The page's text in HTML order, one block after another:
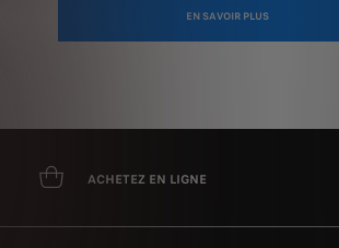
EN SAVOIR PLUS
ACHETEZ EN LIGNE